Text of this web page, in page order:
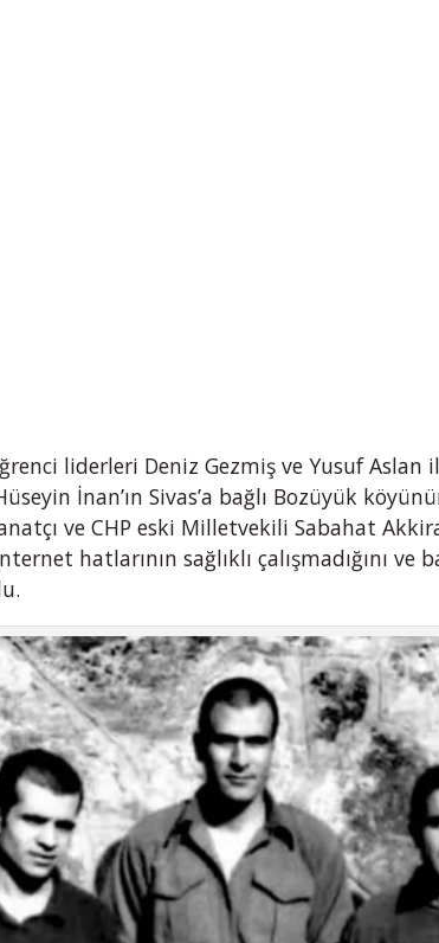
liderleri Deniz Gezmiş ve Yusuf Aslan
İnan’ın Sivas’a bağlı Bozüyük
ve CHP eski Milletvekili Sabahat
hatlarının sağlıklı çalışmadığını ve